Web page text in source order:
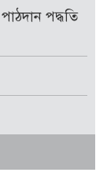
পদ্ধতি